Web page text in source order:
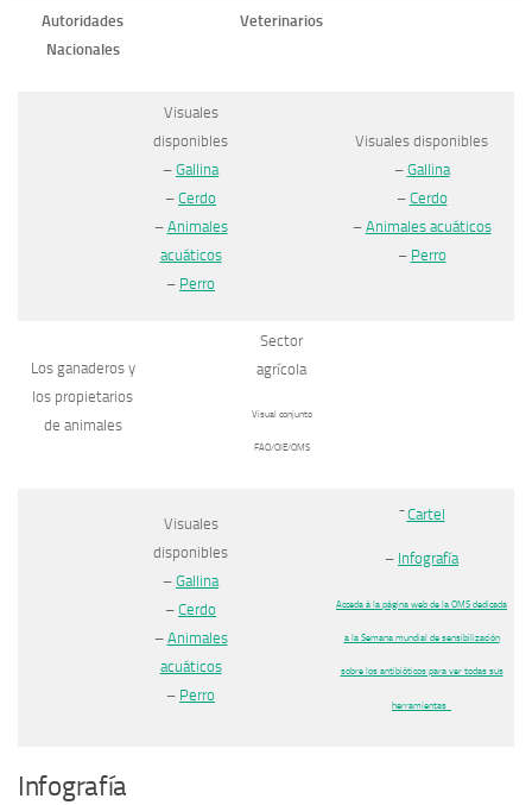
Autoridades
Nacionales
Veterinarios
Visuales
disponibles
– Gallina
– Cerdo
– Animales
acuáticos
– Perro
Visuales disponibles
– Gallina
– Cerdo
– Animales acuáticos
– Perro
Los ganaderos y
los propietarios
de animales
Sector
agrícola
Visual conjunto
FAO/OIE/OMS
Visuales
disponibles
– Gallina
– Cerdo
– Animales
acuáticos
– Perro
– Cartel
– Infografía
Acceda à la página web de la OMS dedicada
a la Semana mundial de sensibilización
sobre los antibióticos para ver todas sus
herramientas
Infografía